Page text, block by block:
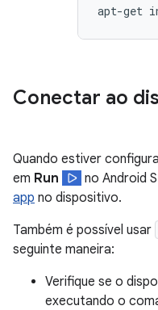
Conectar ao
Quando estiver
em Run no Android
app no dispositivo.
Também é possível usar
seguinte maneira:
Verifique se o
executando o